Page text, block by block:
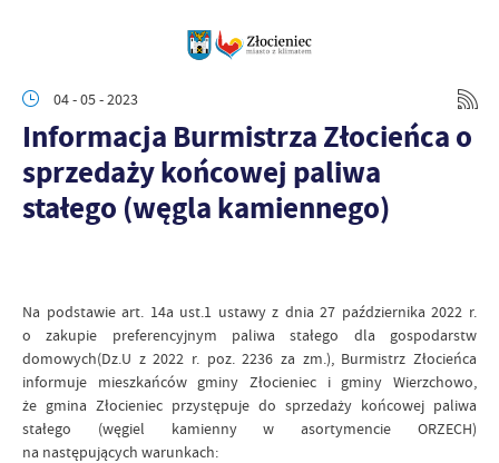
04 - 05 - 2023
Informacja Burmistrza Złocieńca o
sprzedaży końcowej paliwa
stałego (węgla kamiennego)
Na podstawie art. 14a ust.1 ustawy z dnia 27 października 2022 r.
o zakupie preferencyjnym paliwa stałego dla gospodarstw
domowych(Dz.U z 2022 r. poz. 2236 za zm.), Burmistrz Złocieńca
informuje mieszkańców gminy Złocieniec i gminy Wierzchowo,
że gmina Złocieniec przystępuje do sprzedaży końcowej paliwa
stałego (węgiel kamienny w asortymencie ORZECH)
na następujących warunkach: